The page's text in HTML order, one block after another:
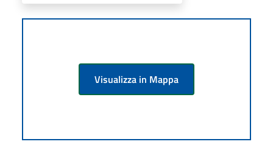
Visualizza in Mappa